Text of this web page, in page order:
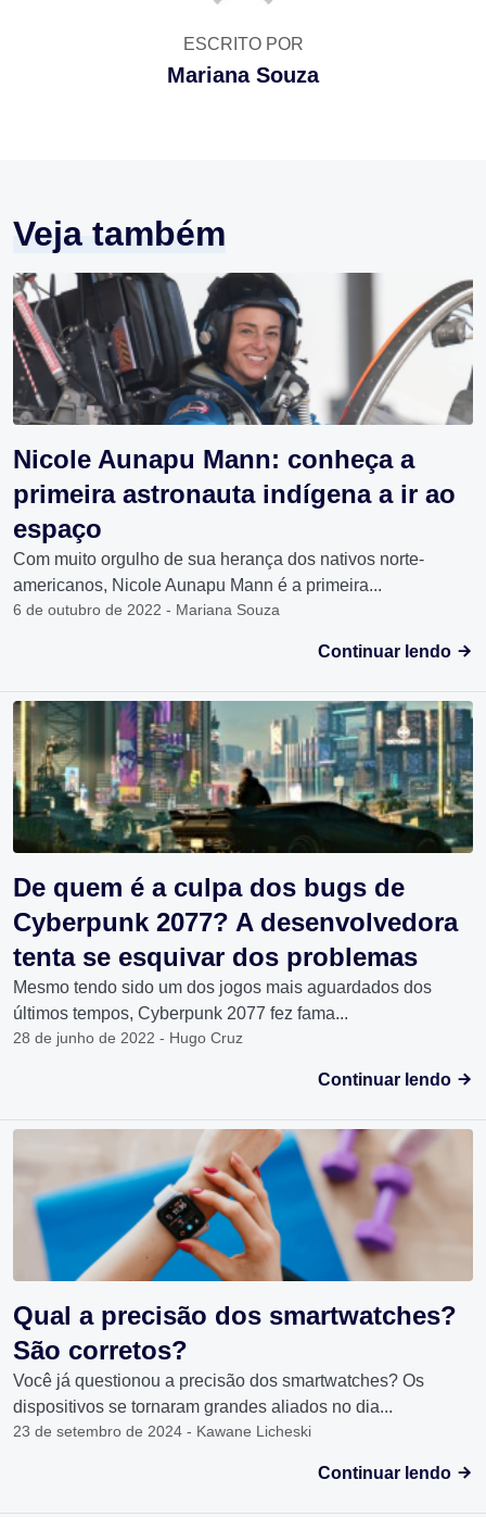
ESCRITO POR
Mariana Souza
Veja também
Nicole Aunapu Mann: conheça a
primeira astronauta indígena a ir ao
espaço
Com muito orgulho de sua herança dos nativos norte-
americanos, Nicole Aunapu Mann é a primeira...
6 de outubro de 2022 - Mariana Souza
Continuar lendo
De quem é a culpa dos bugs de
Cyberpunk 2077? A desenvolvedora
tenta se esquivar dos problemas
Mesmo tendo sido um dos jogos mais aguardados dos
últimos tempos, Cyberpunk 2077 fez fama...
28 de junho de 2022 - Hugo Cruz
Continuar lendo
Qual a precisão dos smartwatches?
São corretos?
Você já questionou a precisão dos smartwatches? Os
dispositivos se tornaram grandes aliados no dia...
23 de setembro de 2024 - Kawane Licheski
Continuar lendo